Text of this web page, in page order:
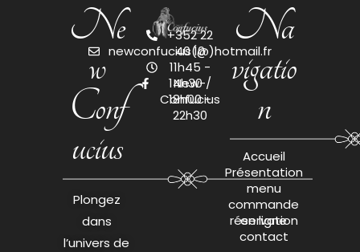
Ne
w
Conf
ucius
Plongez
dans
l’univers de
+352 22
40 10
newconfucius(@)hotmail.fr
11h45 -
14h30 /
18h00 -
22h30
New-
Confucius
Na
vigatio
n
Accueil
Présentation
menu
commande
en ligne
réservation
contact